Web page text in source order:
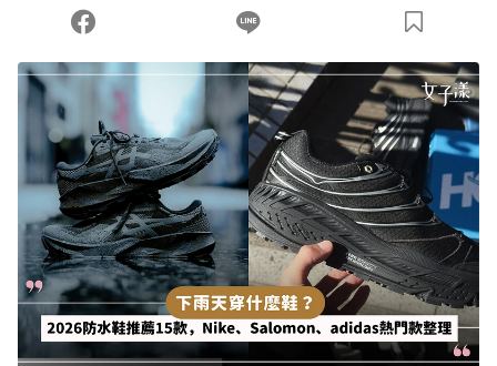
您當前剩餘 U 利點數：0點；前往 購買點數